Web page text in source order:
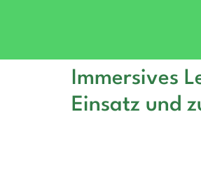
Immersives
Einsatz und